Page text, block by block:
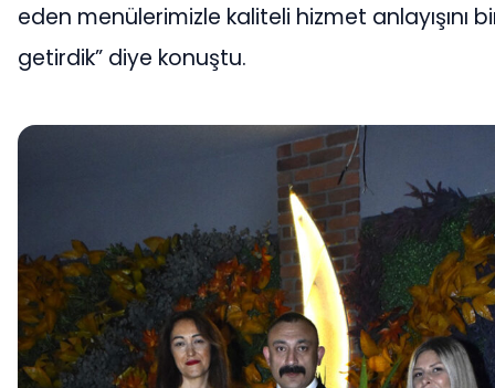
eden menülerimizle kaliteli hizmet anlayışını
getirdik” diye konuştu.